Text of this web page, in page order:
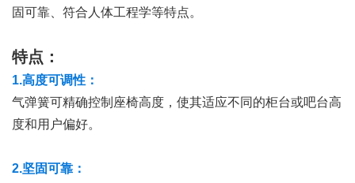
固可靠、符合人体工程学等特点。
特点：
1.高度可调性：
气弹簧可精确控制座椅高度，使其适应不同的柜台或吧台高
度和用户偏好。
2.坚固可靠：